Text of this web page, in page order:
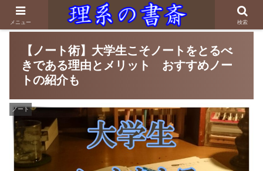
【ノート術】大学生こそノートをとるべ
きである理由とメリット おすすめノー
トの紹介も
ノート
メニュー 検索